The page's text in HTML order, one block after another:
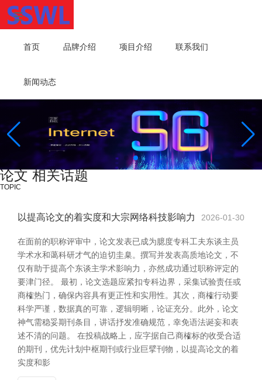
首页 品牌介绍 项目介绍 联系我们
新闻动态
论文 相关话题
TOPIC
以提高论文的着实度和大宗网络科技影响力 2026-01-30
在面前的职称评审中，论文发表已成为臆度专科工夫东谈主员
学术水和蔼科研才气的迫切圭臬。撰写并发表高质地论文，不
仅有助于提高个东谈主学术影响力，亦然成功通过职称评定的
要津门径。 最初，论文选题应紧扣专科边界，采集试验责任或
商榷热门，确保内容具有更正性和实用性。其次，商榷行动要
科学严谨，数据真的可靠，逻辑明晰，论证充分。此外，论文
神气需稳妥期刊条目，讲话抒发准确规范，幸免语法诞妄和表
述不清的问题。 在投稿战略上，应字据自己商榷标的收受合适
的期刊，优先计划中枢期刊或行业巨擘刊物，以提高论文的着
实度和影